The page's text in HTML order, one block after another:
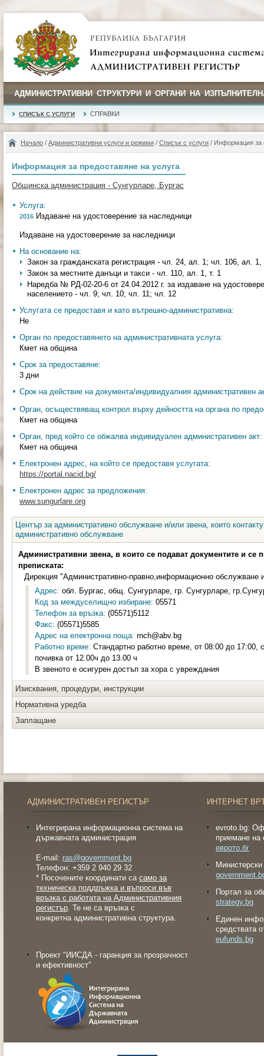
АДМИНИСТРАТИВНИ СТРУКТУРИ И ОРГАНИ НА
СПИСЪК С УСЛУГИ СПРАВКИ
Начало / Административни услуги и режими / Списък с услуги / Информация за
Информация за предоставяне на услуга
Общинска администрация - Сунгурларе, Бургас
Услуга:
2016 Издаване на удостоверение за наследници
Издаване на удостоверение за наследници
На основание на:
Закон за гражданската регистрация - чл. 24, ал. 1; чл. 106, ал.
Закон за местните данъци и такси - чл. 110, ал. 1, т. 1
Наредба № РД-02-20-6 от 24.04.2012 г. за издаване на
населението - чл. 9; чл. 10; чл. 11; чл. 12
Услугата се предоставя и като вътрешно-административна:
Не
Орган по предоставянето на административната услуга:
Кмет на община
Срок за предоставяне:
3 дни
Срок на действие на документа/индивидуалния административен
Орган, осъществяващ контрол върху дейността на органа по
Кмет на община
Орган, пред който се обжалва индивидуален административен акт:
Кмет на община
Електронен адрес, на който се предоставя услугата:
https://portal.nacid.bg/
Електронен адрес за предложения:
www.sungurlare.org
Център за административно обслужване и/или звена, които
административно обслужване
Административни звена, в които се подават документите и се
преписката:
Дирекция "Административно-правно,информационно обслужване
Адрес: обл. Бургас, общ. Сунгурларе, гр. Сунгурларе,
Код за междуселищно избиране: 05571
Телефон за връзка: (05571)5112
Факс: (05571)5585
Адрес на електронна поща: rnch@abv.bg
Работно време: Стандартно работно време, от 08:00 до 17:00,
почивка от 12.00ч до 13.00 ч
В звеното е осигурен достъп за хора с увреждания
Изисквания, процедури, инструкции
Нормативна уредба
Заплащане
АДМИНИСТРАТИВЕН РЕГИСТЪР
Интегрирана информационна система на
държавната администрация
E-mail: ras@government.bg
Телефон: +359 2 940 29 32
* Посочените координати са само за
техническа поддръжка и въпроси във
връзка с работата на Административния
регистър. Те не са връзка с
конкретна административна структура.
Проект "ИИСДА - гаранция за прозрачност
и ефективност"
ИНТЕРНЕТ
evroto.bg:
приемане на
еврото.бг
Портал за
strategy.bg
Eдинен
средствата
eufunds.bg